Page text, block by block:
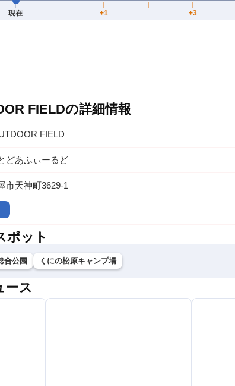
FIELDの詳細情報
FIELD
どあふぃーるど
市天神町3629-1
ポット
合公園 くにの松原キャンプ場
ース